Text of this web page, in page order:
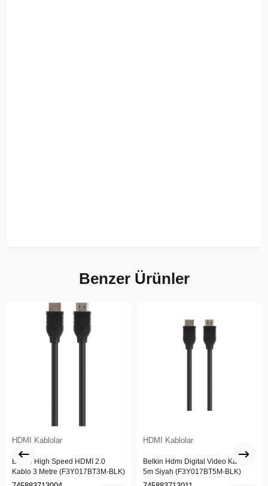
Benzer Ürünler
HDMI Kablolar
Belkin High Speed HDMI 2.0
Kablo 3 Metre (F3Y017BT3M-BLK)
HDMI Kablolar
Belkin Hdmı Digital Video Kablo
5m Siyah (F3Y017BT5M-BLK)